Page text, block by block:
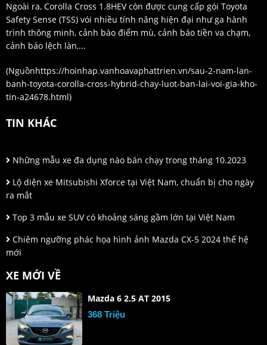
Ngoài ra, Corolla Cross 1.8HEV còn được cung cấp gói Toyota
Safety Sense (TSS) vói nhiều tính năng hiện đại như ga hành
trình thông minh, cảnh báo điểm mù, cảnh báo tiền va chạm,
cảnh báo lệch làn,...
(Nguồnhttps://hoinhap.vanhoavaphattrien.vn/sau-2-nam-lan-
banh-toyota-corolla-cross-hybrid-chay-luot-ban-lai-voi-gia-kho-
tin-a24678.html)
TIN KHÁC
Những mẫu xe đa dụng nào bán chạy trong tháng 10.2023
Lộ diện xe Mitsubishi Xforce tại Việt Nam, chuẩn bị cho ngày
ra mắt
Top 3 mẫu xe SUV có khoảng sáng gầm lớn tại Việt Nam
Chiêm ngưỡng phác họa hình ảnh Mazda CX-5 2024 thế hệ
mới
XE MỚI VỀ
Mazda 6 2.5 AT 2015
368 Triệu